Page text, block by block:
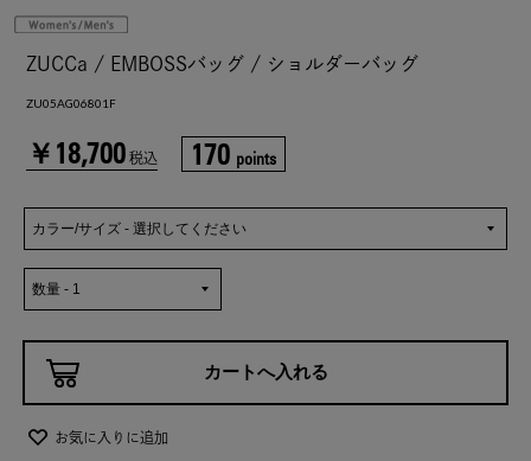
ZUCCa / EMBOSSバッグ / ショルダーバッグ
ZU05AG06801F
￥18,700 税込 170 points
お気に入りに追加